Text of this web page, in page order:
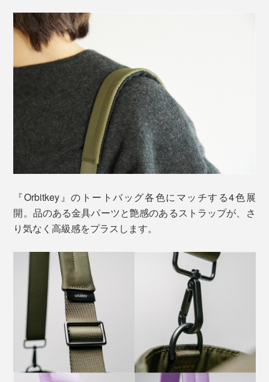
『Orbitkey』のトートバッグ各色にマッチする4色展
開。品のある金具パーツと艶感のあるストラップが、さ
り気なく高級感をプラスします。